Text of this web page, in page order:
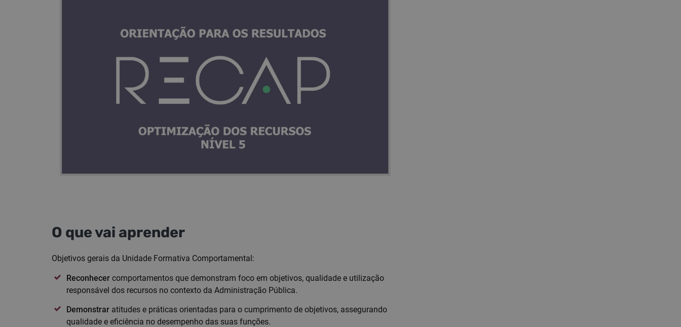
O que vai aprender
Objetivos gerais da Unidade Formativa Comportamental:
Reconhecer comportamentos que demonstram foco em objetivos, qualidade e utilização
responsável dos recursos no contexto da Administração Pública.
Demonstrar atitudes e práticas orientadas para o cumprimento de objetivos, assegurando
qualidade e eficiência no desempenho das suas funções.